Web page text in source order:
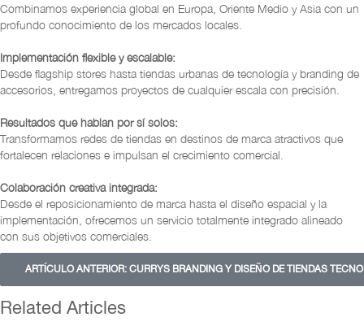
Combinamos experiencia global en Europa, Oriente Medio y Asia con un
profundo conocimiento de los mercados locales.
Implementación flexible y escalable:
Desde flagship stores hasta tiendas urbanas de tecnología y branding de
accesorios, entregamos proyectos de cualquier escala con precisión.
Resultados que hablan por sí solos:
Transformamos redes de tiendas en destinos de marca atractivos que
fortalecen relaciones e impulsan el crecimiento comercial.
Colaboración creativa integrada:
Desde el reposicionamiento de marca hasta el diseño espacial y la
implementación, ofrecemos un servicio totalmente integrado alineado
con sus objetivos comerciales.
ARTÍCULO ANTERIOR: CURRYS BRANDING Y DISEÑO DE TIENDAS
Related Articles